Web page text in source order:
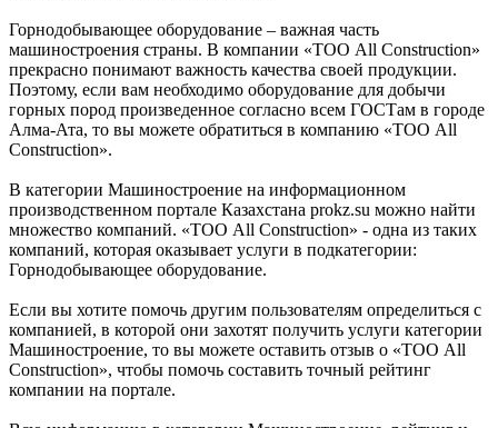
Горнодобывающее оборудование – важная часть
машиностроения страны. В компании «ТОО All Construction»
прекрасно понимают важность качества своей продукции.
Поэтому, если вам необходимо оборудование для добычи
горных пород произведенное согласно всем ГОСТам в городе
Алма-Ата, то вы можете обратиться в компанию «ТОО All
Construction».
В категории Машиностроение на информационном
производственном портале Казахстана prokz.su можно найти
множество компаний. «ТОО All Construction» - одна из таких
компаний, которая оказывает услуги в подкатегории:
Горнодобывающее оборудование.
Если вы хотите помочь другим пользователям определиться с
компанией, в которой они захотят получить услуги категории
Машиностроение, то вы можете оставить отзыв о «ТОО All
Construction», чтобы помочь составить точный рейтинг
компании на портале.